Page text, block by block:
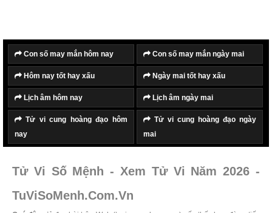
Con số may mắn hôm nay Con số may mắn ngày mai
Hôm nay tốt hay xấu Ngày mai tốt hay xấu
Lịch âm hôm nay Lịch âm ngày mai
Tử vi cung hoàng đạo hôm
nay
Tử vi cung hoàng đạo ngày
mai
Tử Vi Số Mệnh - Xem Tử Vi Năm 2026 -
TuViSoMenh.Com.Vn